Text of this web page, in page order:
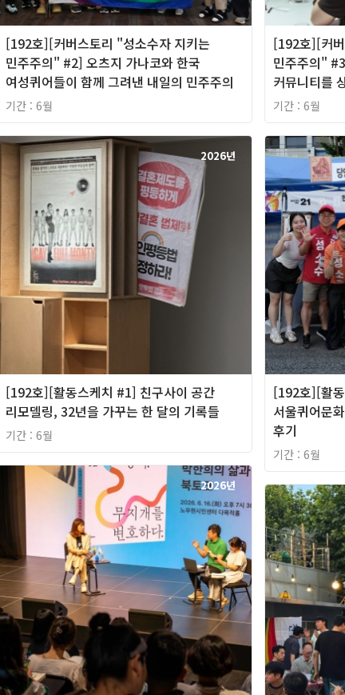
[192호][커버스토리 "성소수자 지키는
민주주의" #2] 오츠지 가나코와 한국
여성퀴어들이 함께 그려낸 내일의 민주주의
기간 : 6월
[192호][커
민주주의"
커뮤니티를
기간 : 6월
2026년
[192호][활동스케치 #1] 친구사이 공간
리모델링, 32년을 가꾸는 한 달의 기록들
기간 : 6월
[192호][활
서울퀴어문
후기
기간 : 6월
2026년